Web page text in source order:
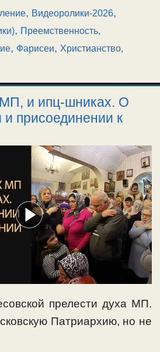
, Видеоролики-2026,
, Преемственность,
, Фарисеи, Христианство,
и ипц-шниках. О
и присоединении к
прелести духа МП.
Патриархию, но не